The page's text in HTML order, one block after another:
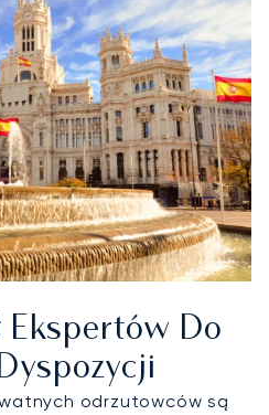
Ekspertów Do
odrzutowców są